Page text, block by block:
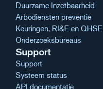
Duurzame Inzetbaarheid
Arbodiensten preventie
Keuringen, RI&E en QHSE
Onderzoeksbureaus
Support
Support
Systeem status
API documentatie